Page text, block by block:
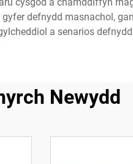
defnydd masnachol,
a senarios
Newydd